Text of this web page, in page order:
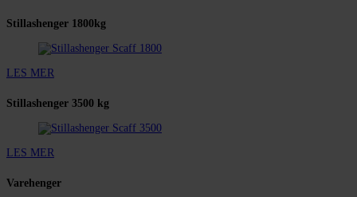
Stillashenger 1800kg
LES MER
Stillashenger 3500 kg
LES MER
Varehenger